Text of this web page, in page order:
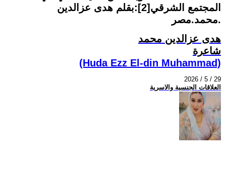
المجتمع الشرقي[2]:بقلم هدى عزالدين
محمد.مصر.
هدى عزالدين محمد
شاعرة
(Huda Ezz El-din Muhammad)
2026 / 5 / 29
العلاقات الجنسية والاسرية